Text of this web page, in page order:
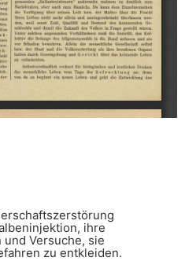
ihre
und Versuche, sie
zu entkleiden.